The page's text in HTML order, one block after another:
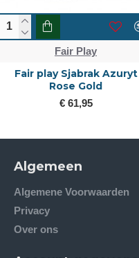
Fair Play
Fair play Sjabrak Azuryt
Rose Gold
€ 61,95
Algemeen
Algemene Voorwaarden
Privacy
Over ons